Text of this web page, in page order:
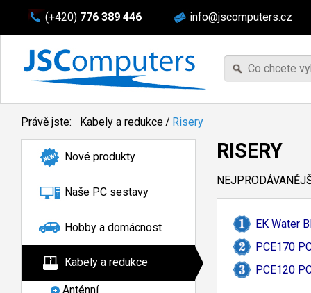
(+420) 776 389 446 info@jscomputers.cz
Právě jste: Kabely a redukce/ Risery
Nové produkty
Naše PC sestavy
Hobby a domácnost
Kabely a redukce
Anténní
RISERY
EK Water
PCE170
PCE120